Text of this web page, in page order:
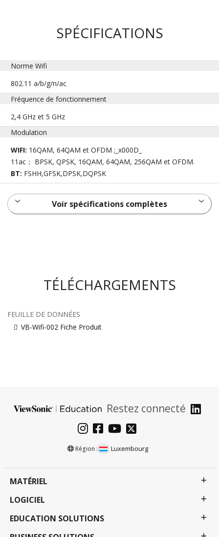
SPÉCIFICATIONS
Norme Wifi
802.11 a/b/g/n/ac
Fréquence de fonctionnement
2,4 GHz et 5 GHz
Modulation
WIFI: 16QAM, 64QAM et OFDM ;_x000D_
11ac： BPSK, QPSK, 16QAM, 64QAM, 256QAM et OFDM.
BT: FSHH,GFSK,DPSK,DQPSK
Voir spécifications complètes
TÉLÉCHARGEMENTS
FEUILLE DE DONNÉES
VB-Wifi-002 Fiche Produit
Restez connecté
Région : Luxembourg
MATÉRIEL
LOGICIEL
EDUCATION SOLUTIONS